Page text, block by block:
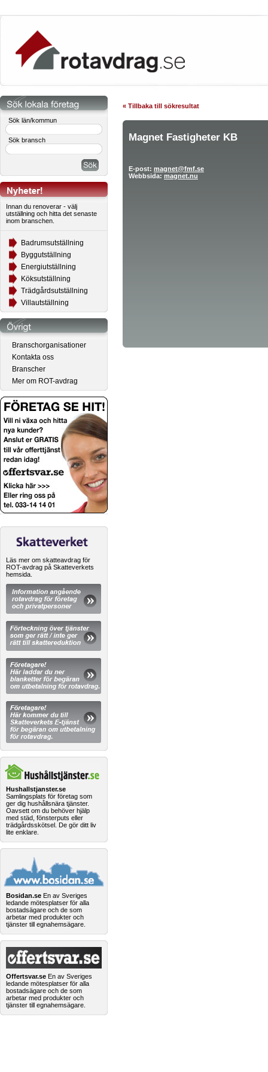
Sök län/kommun
Sök bransch
Innan du renoverar - välj
utställning och hitta det senaste
inom branschen.
Badrumsutställning
Byggutställning
Energiutställning
Köksutställning
Trädgårdsutställning
Villautställning
Branschorganisationer
Kontakta oss
Branscher
Mer om ROT-avdrag
Läs mer om skatteavdrag för
ROT-avdrag på Skatteverkets
hemsida.
Hushallstjanster.se
Samlingsplats för företag som
ger dig hushållsnära tjänster.
Oavsett om du behöver hjälp
med städ, fönsterputs eller
trädgårdsskötsel. De gör ditt liv
lite enklare.
Bosidan.se En av Sveriges
ledande mötesplatser för alla
bostadsägare och de som
arbetar med produkter och
tjänster till egnahemsägare.
Offertsvar.se En av Sveriges
ledande mötesplatser för alla
bostadsägare och de som
arbetar med produkter och
tjänster till egnahemsägare.
« Tillbaka till sökresultat
Magnet Fastigheter KB
E-post: magnet@fmf.se
Webbsida: magnet.nu